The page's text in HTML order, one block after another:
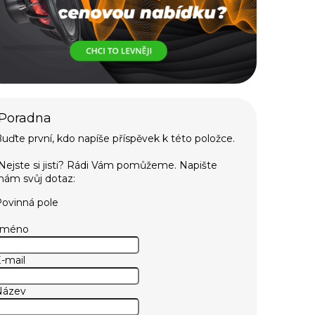
první, kdo napíše příspěvek k této položce.
pole
mail